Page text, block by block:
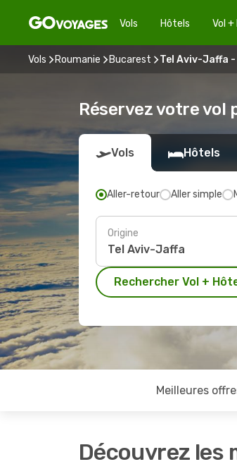
Vols Hôtels Vol +
Vols Roumanie Bucarest Tel Aviv-Jaffa
Réservez votre vol
Vols Hôtels
Aller-retour Aller simple
Origine
Rechercher Vol +
Meilleures
Découvrez les